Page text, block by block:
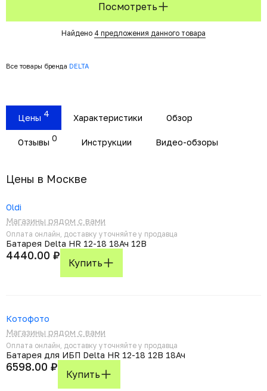
Посмотреть
Найдено 4 предложения данного товара
Все товары бренда DELTA
Цены 4 Характеристики Обзор
Отзывы 0 Инструкции Видео-обзоры
Цены в Москвe
Oldi
Магазины рядом с вами
Оплата онлайн, доставку уточняйте у продавца
Батарея Delta HR 12-18 18Ач 12B
4440.00 ₽
Купить
Котофото
Магазины рядом с вами
Оплата онлайн, доставку уточняйте у продавца
Батарея для ИБП Delta HR 12-18 12В 18Ач
6598.00 ₽
Купить